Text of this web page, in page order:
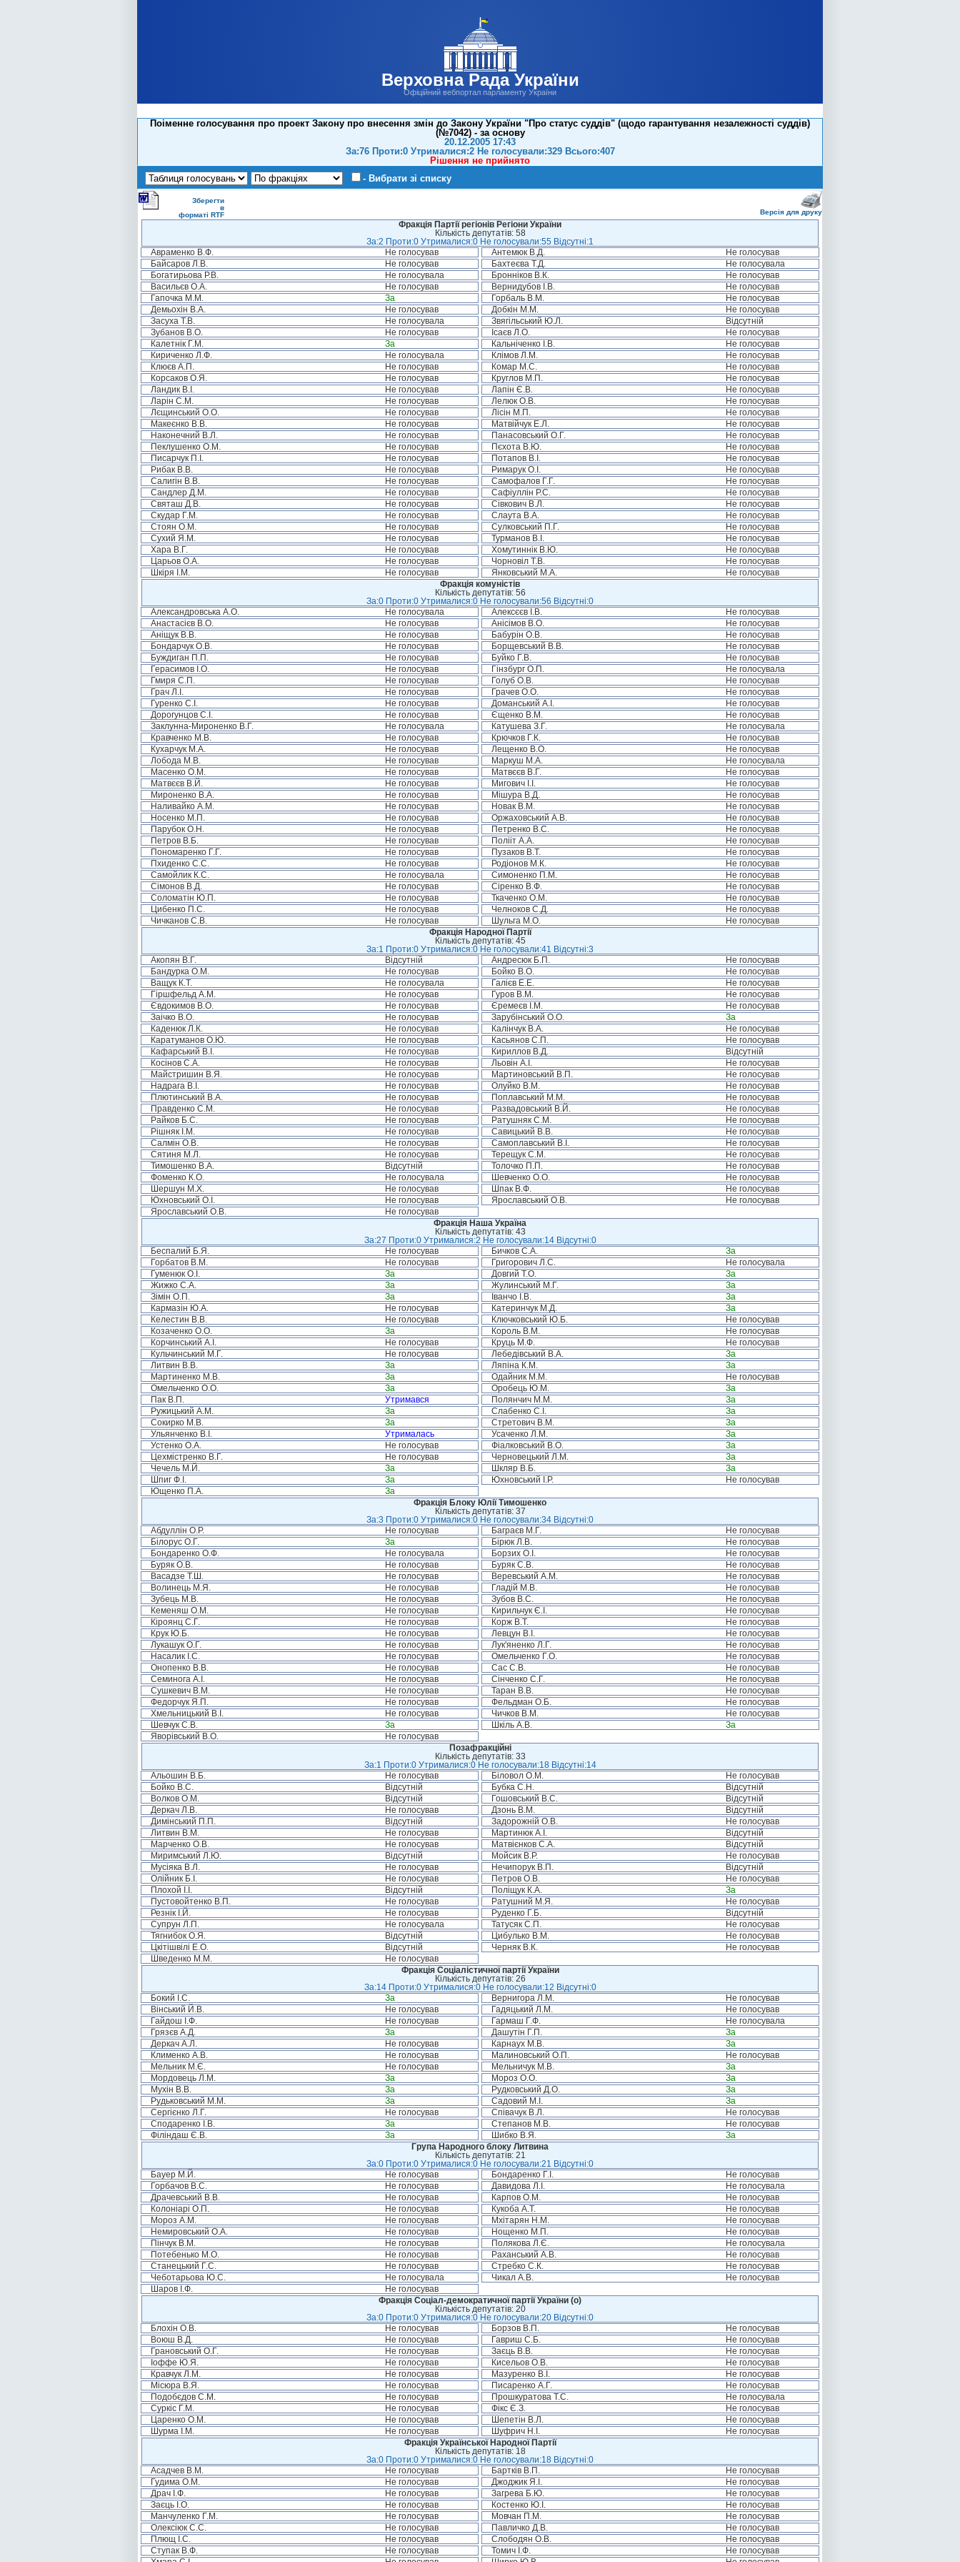
Верховна Рада України
Офіційний вебпортал парламенту України
Поіменне голосування про проект Закону про внесення змін до Закону України "Про статус суддів" (щодо гарантування незалежності суддів)
(№7042) - за основу
20.12.2005 17:43
За:76 Проти:0 Утрималися:2 Не голосували:329 Всього:407
Рішення не прийнято
- Вибрати зі списку
Зберегти
в
форматі RTF
Версія для друку
Фракція Партії регіонів Регіони України
Кількість депутатів: 58
За:2 Проти:0 Утрималися:0 Не голосували:55 Відсутні:1
Авраменко В.Ф.
Не голосував Антемюк В.Д.
Не голосував
Байсаров Л.В.
Не голосував Бахтеєва Т.Д.
Не голосувала
Богатирьова Р.В.
Не голосувала Бронніков В.К.
Не голосував
Васильєв О.А.
Не голосував Вернидубов І.В.
Не голосував
Гапочка М.М.
За Горбаль В.М.
Не голосував
Демьохін В.А.
Не голосував Добкін М.М.
Не голосував
Засуха Т.В.
Не голосувала Звягільський Ю.Л.
Відсутній
Зубанов В.О.
Не голосував Ісаєв Л.О.
Не голосував
Калетнік Г.М.
За Кальніченко І.В.
Не голосував
Кириченко Л.Ф.
Не голосувала Клімов Л.М.
Не голосував
Клюєв А.П.
Не голосував Комар М.С.
Не голосував
Корсаков О.Я.
Не голосував Круглов М.П.
Не голосував
Ландик В.І.
Не голосував Лапін Є.В.
Не голосував
Ларін С.М.
Не голосував Лелюк О.В.
Не голосував
Лєщинський О.О.
Не голосував Лісін М.П.
Не голосував
Макеєнко В.В.
Не голосував Матвійчук Е.Л.
Не голосував
Наконечний В.Л.
Не голосував Панасовський О.Г.
Не голосував
Пеклушенко О.М.
Не голосував Пєхота В.Ю.
Не голосував
Писарчук П.І.
Не голосував Потапов В.І.
Не голосував
Рибак В.В.
Не голосував Римарук О.І.
Не голосував
Салигін В.В.
Не голосував Самофалов Г.Г.
Не голосував
Сандлер Д.М.
Не голосував Сафіуллін Р.С.
Не голосував
Святаш Д.В.
Не голосував Сівкович В.Л.
Не голосував
Скудар Г.М.
Не голосував Слаута В.А.
Не голосував
Стоян О.М.
Не голосував Сулковський П.Г.
Не голосував
Сухий Я.М.
Не голосував Турманов В.І.
Не голосував
Хара В.Г.
Не голосував Хомутиннік В.Ю.
Не голосував
Царьов О.А.
Не голосував Чорновіл Т.В.
Не голосував
Шкіря І.М.
Не голосував Янковський М.А.
Не голосував
Фракція комуністів
Кількість депутатів: 56
За:0 Проти:0 Утрималися:0 Не голосували:56 Відсутні:0
Александровська А.О.
Не голосувала Алексєєв І.В.
Не голосував
Анастасієв В.О.
Не голосував Анісімов В.О.
Не голосував
Аніщук В.В.
Не голосував Бабурін О.В.
Не голосував
Бондарчук О.В.
Не голосував Борщевський В.В.
Не голосував
Буждиган П.П.
Не голосував Буйко Г.В.
Не голосував
Герасимов І.О.
Не голосував Гінзбург О.П.
Не голосувала
Гмиря С.П.
Не голосував Голуб О.В.
Не голосував
Грач Л.І.
Не голосував Грачев О.О.
Не голосував
Гуренко С.І.
Не голосував Доманський А.І.
Не голосував
Дорогунцов С.І.
Не голосував Єщенко В.М.
Не голосував
Заклунна-Мироненко В.Г.
Не голосувала Катушева З.Г.
Не голосувала
Кравченко М.В.
Не голосував Крючков Г.К.
Не голосував
Кухарчук М.А.
Не голосував Лещенко В.О.
Не голосував
Лобода М.В.
Не голосував Маркуш М.А.
Не голосувала
Масенко О.М.
Не голосував Матвєєв В.Г.
Не голосував
Матвєєв В.Й.
Не голосував Мигович І.І.
Не голосував
Мироненко В.А.
Не голосував Мішура В.Д.
Не голосував
Наливайко А.М.
Не голосував Новак В.М.
Не голосував
Носенко М.П.
Не голосував Оржаховський А.В.
Не голосував
Парубок О.Н.
Не голосував Петренко В.С.
Не голосував
Петров В.Б.
Не голосував Полііт А.А.
Не голосував
Пономаренко Г.Г.
Не голосував Пузаков В.Т.
Не голосував
Пхиденко С.С.
Не голосував Родіонов М.К.
Не голосував
Самойлик К.С.
Не голосувала Симоненко П.М.
Не голосував
Сімонов В.Д.
Не голосував Сіренко В.Ф.
Не голосував
Соломатін Ю.П.
Не голосував Ткаченко О.М.
Не голосував
Цибенко П.С.
Не голосував Челноков С.Д.
Не голосував
Чичканов С.В.
Не голосував Шульга М.О.
Не голосував
Фракція Народної Партії
Кількість депутатів: 45
За:1 Проти:0 Утрималися:0 Не голосували:41 Відсутні:3
Акопян В.Г.
Відсутній Андресюк Б.П.
Не голосував
Бандурка О.М.
Не голосував Бойко В.О.
Не голосував
Ващук К.Т.
Не голосувала Галієв Е.Е.
Не голосував
Гіршфельд А.М.
Не голосував Гуров В.М.
Не голосував
Євдокимов В.О.
Не голосував Єремеєв І.М.
Не голосував
Заічко В.О.
Не голосував Зарубінський О.О.
За
Каденюк Л.К.
Не голосував Калінчук В.А.
Не голосував
Каратуманов О.Ю.
Не голосував Касьянов С.П.
Не голосував
Кафарський В.І.
Не голосував Кириллов В.Д.
Відсутній
Косінов С.А.
Не голосував Льовін А.І.
Не голосував
Майстришин В.Я.
Не голосував Мартиновський В.П.
Не голосував
Надрага В.І.
Не голосував Олуйко В.М.
Не голосував
Плютинський В.А.
Не голосував Поплавський М.М.
Не голосував
Правденко С.М.
Не голосував Развадовський В.Й.
Не голосував
Райков Б.С.
Не голосував Ратушняк С.М.
Не голосував
Рішняк І.М.
Не голосував Савицький В.В.
Не голосував
Салмін О.В.
Не голосував Самоплавський В.І.
Не голосував
Сятиня М.Л.
Не голосував Терещук С.М.
Не голосував
Тимошенко В.А.
Відсутній Толочко П.П.
Не голосував
Фоменко К.О.
Не голосувала Шевченко О.О.
Не голосував
Шершун М.Х.
Не голосував Шпак В.Ф.
Не голосував
Юхновський О.І.
Не голосував Ярославський О.В.
Не голосував
Ярославський О.В.
Не голосував
Фракція Наша Україна
Кількість депутатів: 43
За:27 Проти:0 Утрималися:2 Не голосували:14 Відсутні:0
Беспалий Б.Я.
Не голосував Бичков С.А.
За
Горбатов В.М.
Не голосував Григорович Л.С.
Не голосувала
Гуменюк О.І.
За Довгий Т.О.
За
Жижко С.А.
За Жулинський М.Г.
За
Зімін О.П.
За Іванчо І.В.
За
Кармазін Ю.А.
Не голосував Катеринчук М.Д.
За
Келестин В.В.
Не голосував Ключковський Ю.Б.
Не голосував
Козаченко О.О.
За Король В.М.
Не голосував
Корчинський А.І.
Не голосував Круць М.Ф.
Не голосував
Кульчинський М.Г.
Не голосував Лебедівський В.А.
За
Литвин В.В.
За Ляпіна К.М.
За
Мартиненко М.В.
За Одайник М.М.
Не голосував
Омельченко О.О.
За Оробець Ю.М.
За
Пак В.П.
Утримався Полянчич М.М.
За
Ружицький А.М.
За Слабенко С.І.
За
Сокирко М.В.
За Стретович В.М.
За
Ульянченко В.І.
Утрималась Усаченко Л.М.
За
Устенко О.А.
Не голосував Фіалковський В.О.
За
Цехмістренко В.Г.
Не голосував Черновецький Л.М.
За
Чечель М.Й.
За Шкляр В.Б.
За
Шпиг Ф.І.
За Юхновський І.Р.
Не голосував
Ющенко П.А.
За
Фракція Блоку Юлії Тимошенко
Кількість депутатів: 37
За:3 Проти:0 Утрималися:0 Не голосували:34 Відсутні:0
Абдуллін О.Р.
Не голосував Баграєв М.Г.
Не голосував
Білорус О.Г.
За Бірюк Л.В.
Не голосував
Бондаренко О.Ф.
Не голосувала Борзих О.І.
Не голосував
Буряк О.В.
Не голосував Буряк С.В.
Не голосував
Васадзе Т.Ш.
Не голосував Веревський А.М.
Не голосував
Волинець М.Я.
Не голосував Гладій М.В.
Не голосував
Зубець М.В.
Не голосував Зубов В.С.
Не голосував
Кеменяш О.М.
Не голосував Кирильчук Є.І.
Не голосував
Кіроянц С.Г.
Не голосував Корж В.Т.
Не голосував
Крук Ю.Б.
Не голосував Левцун В.І.
Не голосував
Лукашук О.Г.
Не голосував Лук'яненко Л.Г.
Не голосував
Насалик І.С.
Не голосував Омельченко Г.О.
Не голосував
Онопенко В.В.
Не голосував Сас С.В.
Не голосував
Семинога А.І.
Не голосував Сінченко С.Г.
Не голосував
Сушкевич В.М.
Не голосував Таран В.В.
Не голосував
Федорчук Я.П.
Не голосував Фельдман О.Б.
Не голосував
Хмельницький В.І.
Не голосував Чичков В.М.
Не голосував
Шевчук С.В.
За Шкіль А.В.
За
Яворівський В.О.
Не голосував
Позафракційні
Кількість депутатів: 33
За:1 Проти:0 Утрималися:0 Не голосували:18 Відсутні:14
Альошин В.Б.
Не голосував Біловол О.М.
Не голосував
Бойко В.С.
Відсутній Бубка С.Н.
Відсутній
Волков О.М.
Відсутній Гошовський В.С.
Відсутній
Деркач Л.В.
Не голосував Дзонь В.М.
Відсутній
Димінський П.П.
Відсутній Задорожній О.В.
Не голосував
Литвин В.М.
Не голосував Мартинюк А.І.
Відсутній
Марченко О.В.
Не голосував Матвієнков С.А.
Відсутній
Миримський Л.Ю.
Відсутній Мойсик В.Р.
Не голосував
Мусіяка В.Л.
Не голосував Нечипорук В.П.
Відсутній
Олійник Б.І.
Не голосував Петров О.В.
Не голосував
Плохой І.І.
Відсутній Поліщук К.А.
За
Пустовойтенко В.П.
Не голосував Ратушний М.Я.
Не голосував
Резнік І.Й.
Не голосував Руденко Г.Б.
Відсутній
Супрун Л.П.
Не голосувала Татусяк С.П.
Не голосував
Тягнибок О.Я.
Відсутній Цибулько В.М.
Не голосував
Цкітішвілі Е.О.
Відсутній Черняк В.К.
Не голосував
Шведенко М.М.
Не голосував
Фракція Соціалістичної партії України
Кількість депутатів: 26
За:14 Проти:0 Утрималися:0 Не голосували:12 Відсутні:0
Бокий І.С.
За Вернигора Л.М.
Не голосував
Вінський Й.В.
Не голосував Гадяцький Л.М.
Не голосував
Гайдош І.Ф.
Не голосував Гармаш Г.Ф.
Не голосувала
Грязєв А.Д.
За Дашутін Г.П.
За
Деркач А.Л.
Не голосував Карнаух М.В.
За
Клименко А.В.
Не голосував Малиновський О.П.
Не голосував
Мельник М.Є.
Не голосував Мельничук М.В.
За
Мордовець Л.М.
За Мороз О.О.
За
Мухін В.В.
За Рудковський Д.О.
За
Рудьковський М.М.
За Садовий М.І.
За
Сергієнко Л.Г.
Не голосував Співачук В.Л.
Не голосував
Сподаренко І.В.
За Степанов М.В.
Не голосував
Філіндаш Є.В.
За Шибко В.Я.
За
Група Народного блоку Литвина
Кількість депутатів: 21
За:0 Проти:0 Утрималися:0 Не голосували:21 Відсутні:0
Бауер М.Й.
Не голосував Бондаренко Г.І.
Не голосував
Горбачов В.С.
Не голосував Давидова Л.І.
Не голосувала
Драчевський В.В.
Не голосував Карпов О.М.
Не голосував
Колоніарі О.П.
Не голосував Кукоба А.Т.
Не голосував
Мороз А.М.
Не голосував Мхітарян Н.М.
Не голосував
Немировський О.А.
Не голосував Нощенко М.П.
Не голосував
Пінчук В.М.
Не голосував Полякова Л.Є.
Не голосувала
Потебенько М.О.
Не голосував Раханський А.В.
Не голосував
Станецький Г.С.
Не голосував Стребко С.К.
Не голосував
Чеботарьова Ю.С.
Не голосувала Чикал А.В.
Не голосував
Шаров І.Ф.
Не голосував
Фракція Соціал-демократичної партії України (о)
Кількість депутатів: 20
За:0 Проти:0 Утрималися:0 Не голосували:20 Відсутні:0
Блохін О.В.
Не голосував Борзов В.П.
Не голосував
Воюш В.Д.
Не голосував Гавриш С.Б.
Не голосував
Грановський О.Г.
Не голосував Заєць В.В.
Не голосував
Іоффе Ю.Я.
Не голосував Кисельов О.В.
Не голосував
Кравчук Л.М.
Не голосував Мазуренко В.І.
Не голосував
Місюра В.Я.
Не голосував Писаренко А.Г.
Не голосував
Подобєдов С.М.
Не голосував Прошкуратова Т.С.
Не голосувала
Суркіс Г.М.
Не голосував Фікс Є.З.
Не голосував
Царенко О.М.
Не голосував Шепетін В.Л.
Не голосував
Шурма І.М.
Не голосував Шуфрич Н.І.
Не голосував
Фракція Української Народної Партії
Кількість депутатів: 18
За:0 Проти:0 Утрималися:0 Не голосували:18 Відсутні:0
Асадчев В.М.
Не голосував Бартків В.П.
Не голосував
Гудима О.М.
Не голосував Джоджик Я.І.
Не голосував
Драч І.Ф.
Не голосував Загрева Б.Ю.
Не голосував
Заєць І.О.
Не голосував Костенко Ю.І.
Не голосував
Манчуленко Г.М.
Не голосував Мовчан П.М.
Не голосував
Олексіюк С.С.
Не голосував Павличко Д.В.
Не голосував
Плющ І.С.
Не голосував Слободян О.В.
Не голосував
Ступак В.Ф.
Не голосував Томич І.Ф.
Не голосував